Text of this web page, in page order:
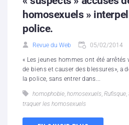
homosexuels »
police.
Revue du Web 05/02/2014
« Les jeunes hommes ont été
de biens et causer des blessures», a
la police, sans entrer dans...
homophobie, homosexuels, Rufisque,
traquer les homosexuels